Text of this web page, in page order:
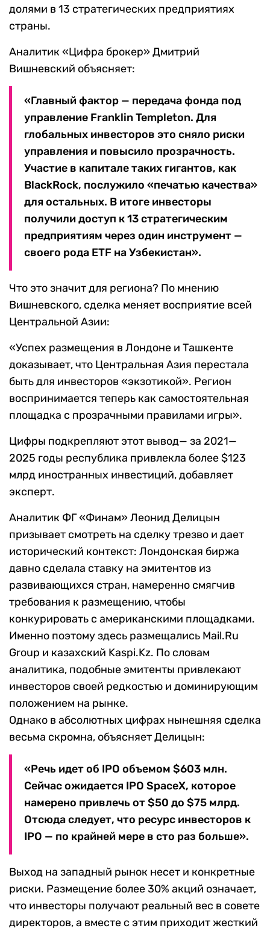
долями в 13 стратегических предприятиях
страны.
Аналитик «Цифра брокер» Дмитрий
Вишневский объясняет:
«Главный фактор — передача фонда под
управление Franklin Templeton. Для
глобальных инвесторов это сняло риски
управления и повысило прозрачность.
Участие в капитале таких гигантов, как
BlackRock, послужило «печатью качества»
для остальных. В итоге инвесторы
получили доступ к 13 стратегическим
предприятиям через один инструмент —
своего рода ETF на Узбекистан».
Что это значит для региона? По мнению
Вишневского, сделка меняет восприятие всей
Центральной Азии:
«Успех размещения в Лондоне и Ташкенте
доказывает, что Центральная Азия перестала
быть для инвесторов «экзотикой». Регион
воспринимается теперь как самостоятельная
площадка с прозрачными правилами игры».
Цифры подкрепляют этот вывод— за 2021—
2025 годы республика привлекла более $123
млрд иностранных инвестиций, добавляет
эксперт.
Аналитик ФГ «Финам» Леонид Делицын
призывает смотреть на сделку трезво и дает
исторический контекст: Лондонская биржа
давно сделала ставку на эмитентов из
развивающихся стран, намеренно смягчив
требования к размещению, чтобы
конкурировать с американскими площадками.
Именно поэтому здесь размещались Mail.Ru
Group и казахский Kaspi.Kz. По словам
аналитика, подобные эмитенты привлекают
инвесторов своей редкостью и доминирующим
положением на рынке.
Однако в абсолютных цифрах нынешняя сделка
весьма скромна, объясняет Делицын:
«Речь идет об IPO объемом $603 млн.
Сейчас ожидается IPO SpaceX, которое
намерено привлечь от $50 до $75 млрд.
Отсюда следует, что ресурс инвесторов к
IPO — по крайней мере в сто раз больше».
Выход на западный рынок несет и конкретные
риски. Размещение более 30% акций означает,
что инвесторы получают реальный вес в совете
директоров, а вместе с этим приходит жесткий